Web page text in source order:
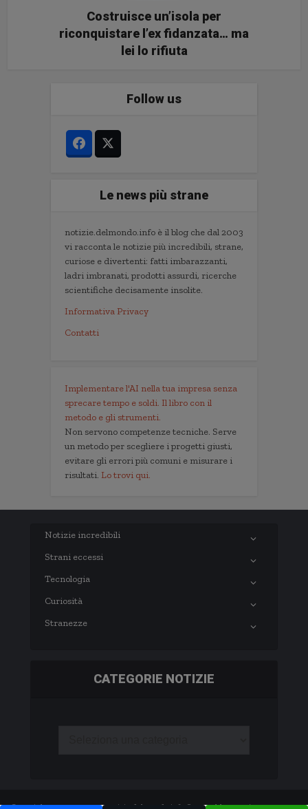
Costruisce un’isola per
riconquistare l’ex fidanzata… ma
lei lo rifiuta
Follow us
Le news più strane
notizie.delmondo.info è il blog che dal 2003
vi racconta le notizie più incredibili, strane,
curiose e divertenti: fatti imbarazzanti,
ladri imbranati, prodotti assurdi, ricerche
scientifiche decisamente insolite.
Informativa Privacy
Contatti
Implementare l'AI nella tua impresa senza
sprecare tempo e soldi. Il libro con il
metodo e gli strumenti.
Non servono competenze tecniche. Serve
un metodo per scegliere i progetti giusti,
evitare gli errori più comuni e misurare i
risultati. Lo trovi qui.
Notizie incredibili
Strani eccessi
Tecnologia
Curiosità
Stranezze
CATEGORIE NOTIZIE